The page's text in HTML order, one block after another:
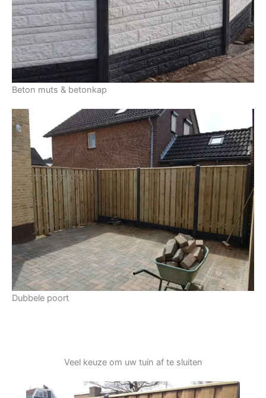
Beton muts & betonkap
Dubbele poort
Veel keuze om uw tuin af te sluiten